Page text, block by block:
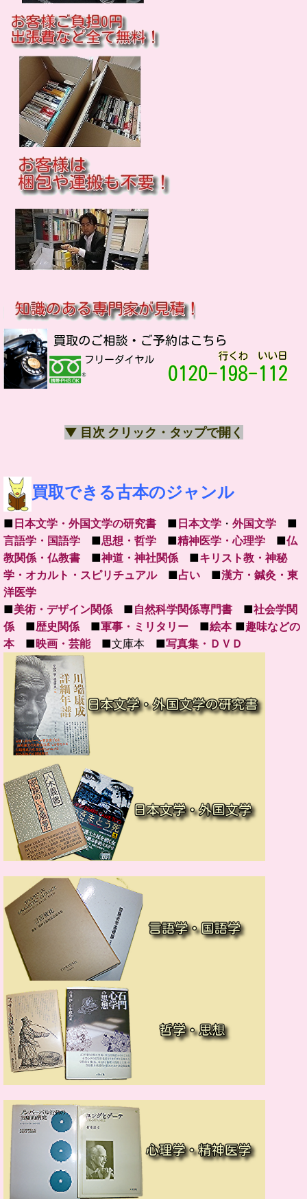
▼ 目次 クリック・タップで開く
買取できる古本のジャンル
■ 日本文学・外国文学の研究書 ■ 日本文学 ・ 外国文学 ■
言語学・国語学 ■思想・哲学 ■精神医学・心理学 ■仏
教関係・仏教書 ■神道・神社関係■キリスト教・神秘
学・オカルト・スピリチュアル■占い ■漢方・鍼灸・東
洋医学
■美術・デザイン関係■自然科学関係専門書 ■社会学関
係■歴史関係■軍事・ミリタリー ■絵本■趣味などの
本■映画・芸能■文庫本 ■写真集・ＤＶＤ